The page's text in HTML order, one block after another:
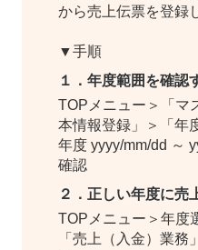
から売上伝票を登録
▼手順
１．年度範囲を確認
TOPメニュー＞「マ
本情報登録」＞「年
年度 yyyy/mm/dd ～
確認
２．正しい年度に売
TOPメニュー＞年度
「売上（入金）業務